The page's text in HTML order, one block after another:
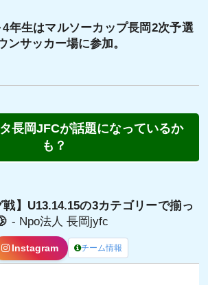
年生はマルソーカップ長岡2次予選
ンサッカー場に参加。
長岡JFCが話題になっているか
も？
戦】U13.14.15の3カテゴリーで揃っ
- Npo法人 長岡jyfc
Instagram チーム情報